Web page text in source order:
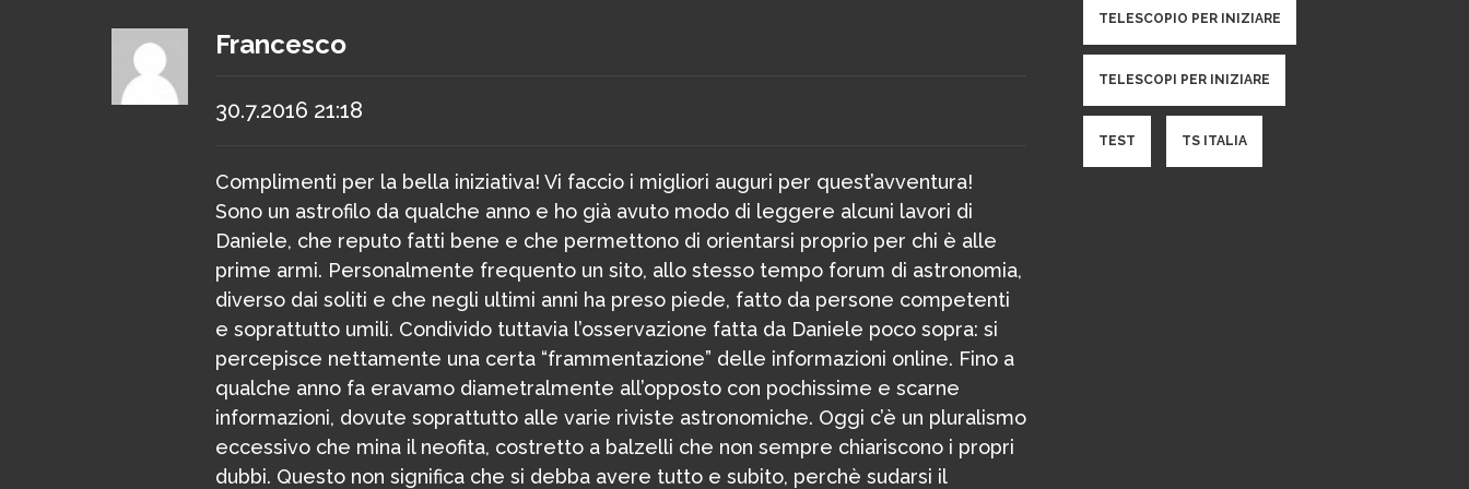
Francesco
30.7.2016 21:18
Complimenti per la bella iniziativa! Vi faccio i migliori auguri per quest’avventura!
Sono un astrofilo da qualche anno e ho già avuto modo di leggere alcuni lavori di
Daniele, che reputo fatti bene e che permettono di orientarsi proprio per chi è alle
prime armi. Personalmente frequento un sito, allo stesso tempo forum di astronomia,
diverso dai soliti e che negli ultimi anni ha preso piede, fatto da persone competenti
e soprattutto umili. Condivido tuttavia l’osservazione fatta da Daniele poco sopra: si
percepisce nettamente una certa “frammentazione” delle informazioni online. Fino a
qualche anno fa eravamo diametralmente all’opposto con pochissime e scarne
informazioni, dovute soprattutto alle varie riviste astronomiche. Oggi c’è un pluralismo
eccessivo che mina il neofita, costretto a balzelli che non sempre chiariscono i propri
dubbi. Questo non significa che si debba avere tutto e subito, perchè sudarsi il
TELESCOPIO PER INIZIARE
TELESCOPI PER INIZIARE
TEST TS ITALIA